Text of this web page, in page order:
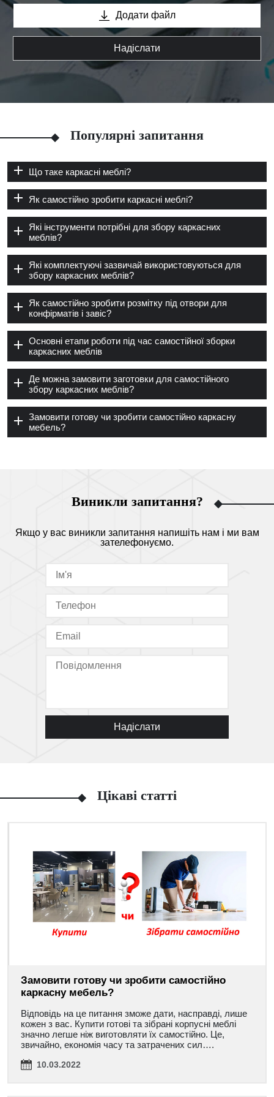
Додати файл
Надіслати
Популярні запитання
Що таке каркасні меблі?
Як самостійно зробити каркасні меблі?
Які інструменти потрібні для збору каркасних
меблів?
Які комплектуючі зазвичай використовуються для
збору каркасних меблів?
Як самостійно зробити розмітку під отвори для
конфірматів і завіс?
Основні етапи роботи під час самостійної зборки
каркасних меблів
Де можна замовити заготовки для самостійного
збору каркасних меблів?
Замовити готову чи зробити самостійно каркасну
мебель?
Виникли запитання?
Якщо у вас виникли запитання напишіть нам і ми вам
зателефонуємо.
Надіслати
Цікаві статті
Замовити готову чи зробити самостійно
каркасну мебель?
Відповідь на це питання зможе дати, насправді, лише
кожен з вас. Купити готові та зібрані корпусні меблі
значно легше ніж виготовляти їх самостійно. Це,
звичайно, економія часу та затрачених сил….
10.03.2022